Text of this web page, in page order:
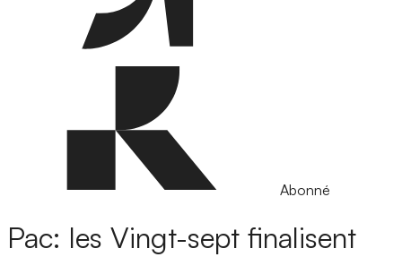
Abonné
Pac: les Vingt-sept finalisent